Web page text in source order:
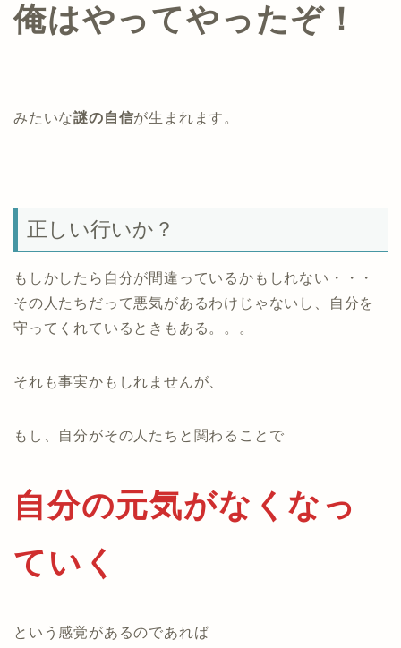
俺はやってやったぞ！
みたいな謎の自信が生まれます。
正しい行いか？
もしかしたら自分が間違っているかもしれない・・・
その人たちだって悪気があるわけじゃないし、自分を
守ってくれているときもある。。。
それも事実かもしれませんが、
もし、自分がその人たちと関わることで
自分の元気がなくなっ
ていく
という感覚があるのであれば